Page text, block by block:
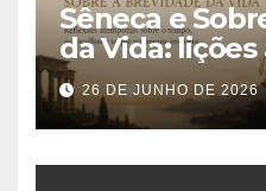
Sêneca e
da Vida:
sobre o
o verdadeiro
existência
26 DE JUNHO DE 2026